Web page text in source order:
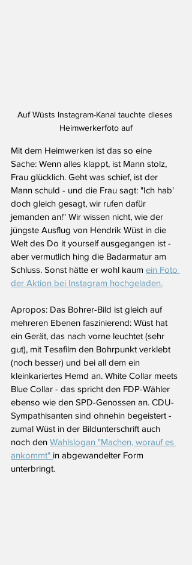
Auf Wüsts Instagram-Kanal tauchte dieses
Heimwerkerfoto auf
Mit dem Heimwerken ist das so eine
Sache: Wenn alles klappt, ist Mann stolz,
Frau glücklich. Geht was schief, ist der
Mann schuld - und die Frau sagt: "Ich hab'
doch gleich gesagt, wir rufen dafür
jemanden an!" Wir wissen nicht, wie der
jüngste Ausflug von Hendrik Wüst in die
Welt des Do it yourself ausgegangen ist -
aber vermutlich hing die Badarmatur am
Schluss. Sonst hätte er wohl kaum ein Foto
der Aktion bei Instagram hochgeladen.
Apropos: Das Bohrer-Bild ist gleich auf
mehreren Ebenen faszinierend: Wüst hat
ein Gerät, das nach vorne leuchtet (sehr
gut), mit Tesafilm den Bohrpunkt verklebt
(noch besser) und bei all dem ein
kleinkariertes Hemd an. White Collar meets
Blue Collar - das spricht den FDP-Wähler
ebenso wie den SPD-Genossen an. CDU-
Sympathisanten sind ohnehin begeistert -
zumal Wüst in der Bildunterschrift auch
noch den Wahlslogan "Machen, worauf es
ankommt" in abgewandelter Form
unterbringt.